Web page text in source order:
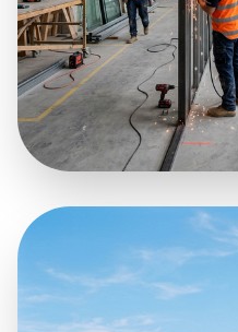
IEKŠDARBI